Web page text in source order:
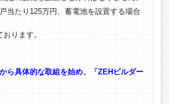
当たり125万円、蓄電池を設置する場合
ります。
ら具体的な取組を始め、「ZEHビルダー